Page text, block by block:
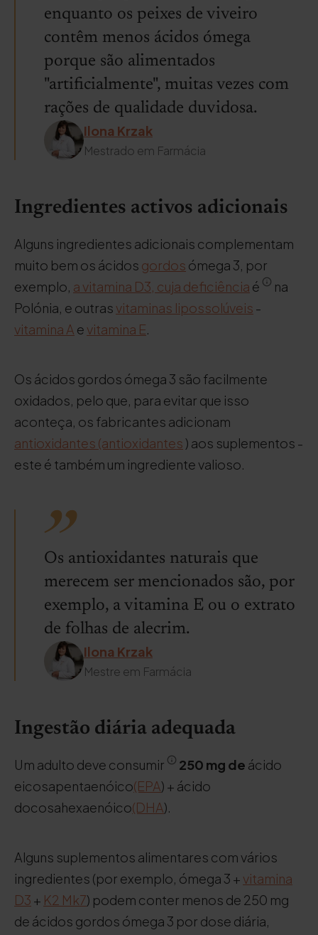
enquanto os peixes de viveiro
contêm menos ácidos ómega
porque são alimentados
"artificialmente", muitas vezes com
rações de qualidade duvidosa.
Ilona Krzak
Mestrado em Farmácia
Ingredientes activos adicionais
Alguns ingredientes adicionais complementam
muito bem os ácidos gordos ómega 3, por
exemplo, a vitamina D3, cuja deficiência é
na
Polónia, e outras vitaminas lipossolúveis -
vitamina A e vitamina E.
Os ácidos gordos ómega 3 são facilmente
oxidados, pelo que, para evitar que isso
aconteça, os fabricantes adicionam
antioxidantes (antioxidantes) aos suplementos -
este é também um ingrediente valioso.
Os antioxidantes naturais que
merecem ser mencionados são, por
exemplo, a vitamina E ou o extrato
de folhas de alecrim.
Ilona Krzak
Mestre em Farmácia
Ingestão diária adequada
Um adulto deve consumir 250 mg de ácido
eicosapentaenóico(EPA) + ácido
docosahexaenóico(DHA).
Alguns suplementos alimentares com vários
ingredientes (por exemplo, ómega 3 + vitamina
D3 + K2 Mk7) podem conter menos de 250 mg
de ácidos gordos ómega 3 por dose diária,